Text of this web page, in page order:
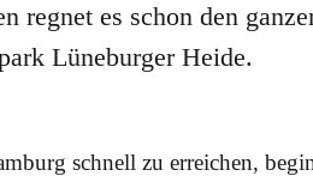
regnet es schon den
Lüneburger Heide.
schnell zu erreichen,